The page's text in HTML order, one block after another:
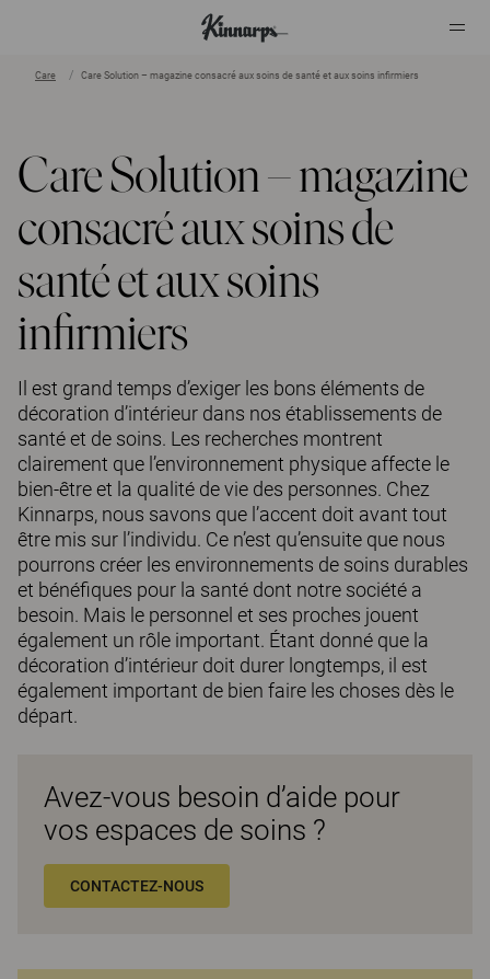
Care Care Solution – magazine consacré aux soins de santé et aux soins infirmiers
Care Solution – magazine
consacré aux soins de
santé et aux soins
infirmiers
Il est grand temps d’exiger les bons éléments de
décoration d’intérieur dans nos établissements de
santé et de soins. Les recherches montrent
clairement que l’environnement physique affecte le
bien-être et la qualité de vie des personnes. Chez
Kinnarps, nous savons que l’accent doit avant tout
être mis sur l’individu. Ce n’est qu’ensuite que nous
pourrons créer les environnements de soins durables
et bénéfiques pour la santé dont notre société a
besoin. Mais le personnel et ses proches jouent
également un rôle important. Étant donné que la
décoration d’intérieur doit durer longtemps, il est
également important de bien faire les choses dès le
départ.
Avez-vous besoin d’aide pour
vos espaces de soins ?
CONTACTEZ-NOUS